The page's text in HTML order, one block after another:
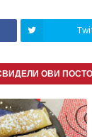
ОВИ